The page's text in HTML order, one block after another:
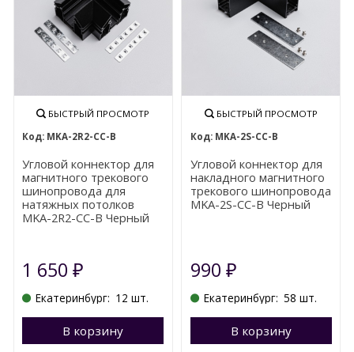
БЫСТРЫЙ ПРОСМОТР
MKA-2R2-CC-B
Угловой коннектор для
магнитного трекового
шинопровода для
натяжных потолков
MKA-2R2-CC-B Черный
1 650₽
Екатеринбург: 12 шт.
В корзину Перейти в корзину
БЫСТРЫЙ ПРОСМОТР
MKA-2S-CC-B
Угловой коннектор для
накладного магнитного
трекового шинопровода
MKA-2S-CC-B Черный
990 ₽
Екатеринбург: 58 шт.
В корзину